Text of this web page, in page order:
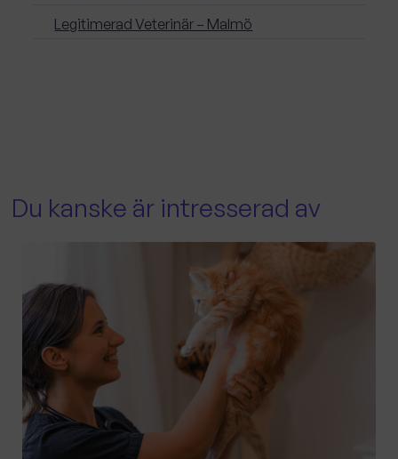
Legitimerad Veterinär – Malmö
Du kanske är intresserad av